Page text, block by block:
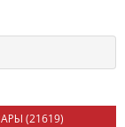
(21619)